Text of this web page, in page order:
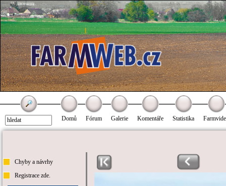
Domů Fórum Galerie Komentáře Statistika
Chyby a návrhy
Registrace zde.